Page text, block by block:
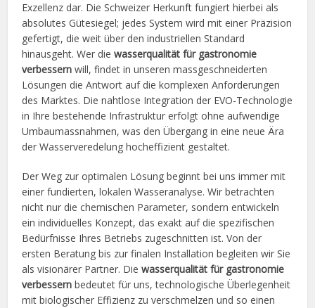
Exzellenz dar. Die Schweizer Herkunft fungiert hierbei als
absolutes Gütesiegel; jedes System wird mit einer Präzision
gefertigt, die weit über den industriellen Standard
hinausgeht. Wer diewasserqualität für gastronomie
verbessern will, findet in unseren massgeschneiderten
Lösungen die Antwort auf die komplexen Anforderungen
des Marktes. Die nahtlose Integration der EVO-Technologie
in Ihre bestehende Infrastruktur erfolgt ohne aufwendige
Umbaumassnahmen, was den Übergang in eine neue Ära
der Wasserveredelung hocheffizient gestaltet.
Der Weg zur optimalen Lösung beginnt bei uns immer mit
einer fundierten, lokalen Wasseranalyse. Wir betrachten
nicht nur die chemischen Parameter, sondern entwickeln
ein individuelles Konzept, das exakt auf die spezifischen
Bedürfnisse Ihres Betriebs zugeschnitten ist. Von der
ersten Beratung bis zur finalen Installation begleiten wir Sie
als visionärer Partner. Diewasserqualität für gastronomie
verbessern bedeutet für uns, technologische Überlegenheit
mit biologischer Effizienz zu verschmelzen und so einen